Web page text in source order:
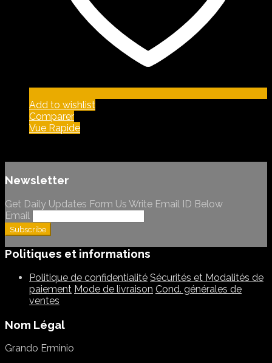
Add to wishlist
Comparer
Vue Rapide
Newsletter
Get Daily Updates Form Us Write Email ID Below
Email
Politiques et informations
Politique de confidentialité Sécurités et Modalités de
paiement Mode de livraison Cond. générales de
ventes
Nom Légal
Grando Erminio